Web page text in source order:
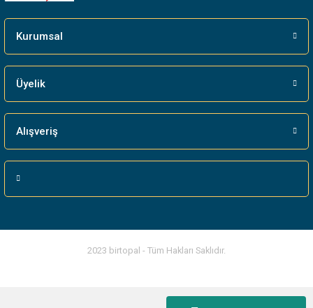
Kurumsal
Üyelik
Alışveriş
2023 birtopal - Tüm Hakları Saklıdır.